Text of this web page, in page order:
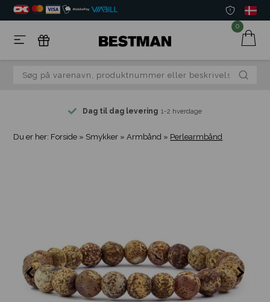
0
Dag til dag levering 1-2 hverdage
Du er her: Forside » Smykker »Armbånd » Perlearmbånd